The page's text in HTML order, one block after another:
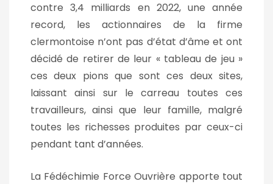
contre 3,4 milliards en 2022, une année
record, les actionnaires de la firme
clermontoise n’ont pas d’état d’âme et ont
décidé de retirer de leur « tableau de jeu »
ces deux pions que sont ces deux sites,
laissant ainsi sur le carreau toutes ces
travailleurs, ainsi que leur famille, malgré
toutes les richesses produites par ceux-ci
pendant tant d’années.
La Fédéchimie Force Ouvrière apporte tout